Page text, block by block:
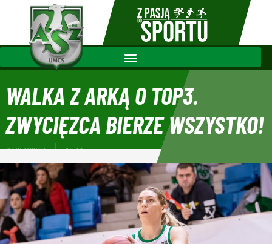
WALKA Z ARKĄ O TOP3.
ZWYCIĘZCA BIERZE WSZYSTKO!
03/03/2023 14:36